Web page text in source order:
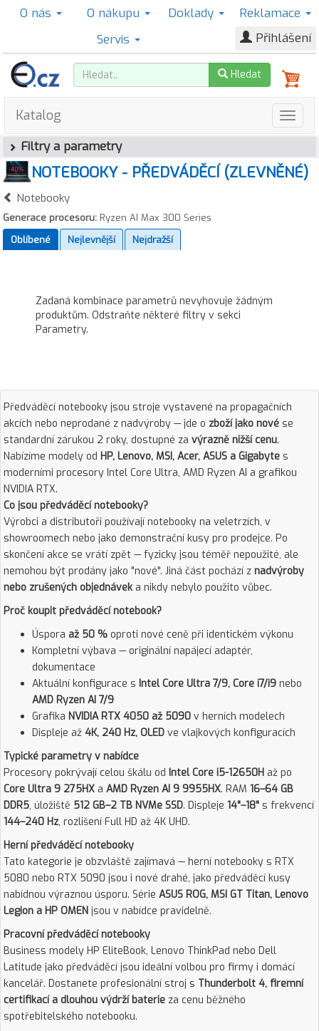
O nás O nákupu Doklady
Reklamace
Servis
Přihlášení
Hledat
Katalog
Filtry a parametry
NOTEBOOKY - PŘEDVÁDĚCÍ (ZLEVNĚNÉ)
Notebooky
Generace procesoru: Ryzen AI Max 300 Series
Oblíbené
Nejlevnější Nejdražší
Zadaná kombinace parametrů nevyhovuje žádným
produktům. Odstraňte některé filtry v sekci
Parametry.
Předváděcí notebooky jsou stroje vystavené na propagačních
akcích nebo neprodané z nadvýroby — jde o zboží jako nové se
standardní zárukou 2 roky, dostupné za výrazně nižší cenu.
Nabízíme modely od HP, Lenovo, MSI, Acer, ASUS a Gigabyte s
moderními procesory Intel Core Ultra, AMD Ryzen AI a grafikou
NVIDIA RTX.
Co jsou předváděcí notebooky?
Výrobci a distributoři používají notebooky na veletrzích, v
showroomech nebo jako demonstrační kusy pro prodejce. Po
skončení akce se vrátí zpět — fyzicky jsou téměř nepoužité, ale
nemohou být prodány jako "nové". Jiná část pochází z nadvýroby
nebo zrušených objednáveka nikdy nebylo použito vůbec.
Proč koupit předváděcí notebook?
Úspora až 50 % oproti nové ceně při identickém výkonu
Kompletní výbava — originální napájecí adaptér,
dokumentace
Aktuální konfigurace s Intel Core Ultra 7/9, Core i7/i9 nebo
AMD Ryzen AI 7/9
Grafika NVIDIA RTX 4050 až 5090 v herních modelech
Displeje až 4K, 240 Hz, OLED ve vlajkových konfiguracích
Typické parametry v nabídce
Procesory pokrývají celou škálu od Intel Core i5-12650H až po
Core Ultra 9 275HX a AMD Ryzen AI 9 9955HX. RAM 16–64 GB
DDR5, úložiště 512 GB–2 TB NVMe SSD. Displeje 14"–18" s frekvencí
144–240 Hz, rozlišení Full HD až 4K UHD.
Herní předváděcí notebooky
Tato kategorie je obzvláště zajímavá — herní notebooky s RTX
5080 nebo RTX 5090 jsou i nové drahé, jako předváděcí kusy
nabídnou výraznou úsporu. Série ASUS ROG, MSI GT Titan, Lenovo
Legion a HP OMEN jsou v nabídce pravidelně.
Pracovní předváděcí notebooky
Business modely HP EliteBook, Lenovo ThinkPad nebo Dell
Latitude jako předváděcí jsou ideální volbou pro firmy i domácí
kancelář. Dostanete profesionální stroj s Thunderbolt 4, firemní
certifikací a dlouhou výdrží baterie za cenu běžného
spotřebitelského notebooku.